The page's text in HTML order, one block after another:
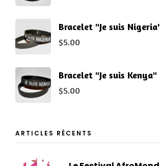
Bracelet "Je suis
$5.00
Bracelet "Je suis Kenya"
$5.00
ARTICLES RÉCENTS